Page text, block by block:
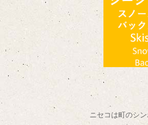
ニセコは町のシ